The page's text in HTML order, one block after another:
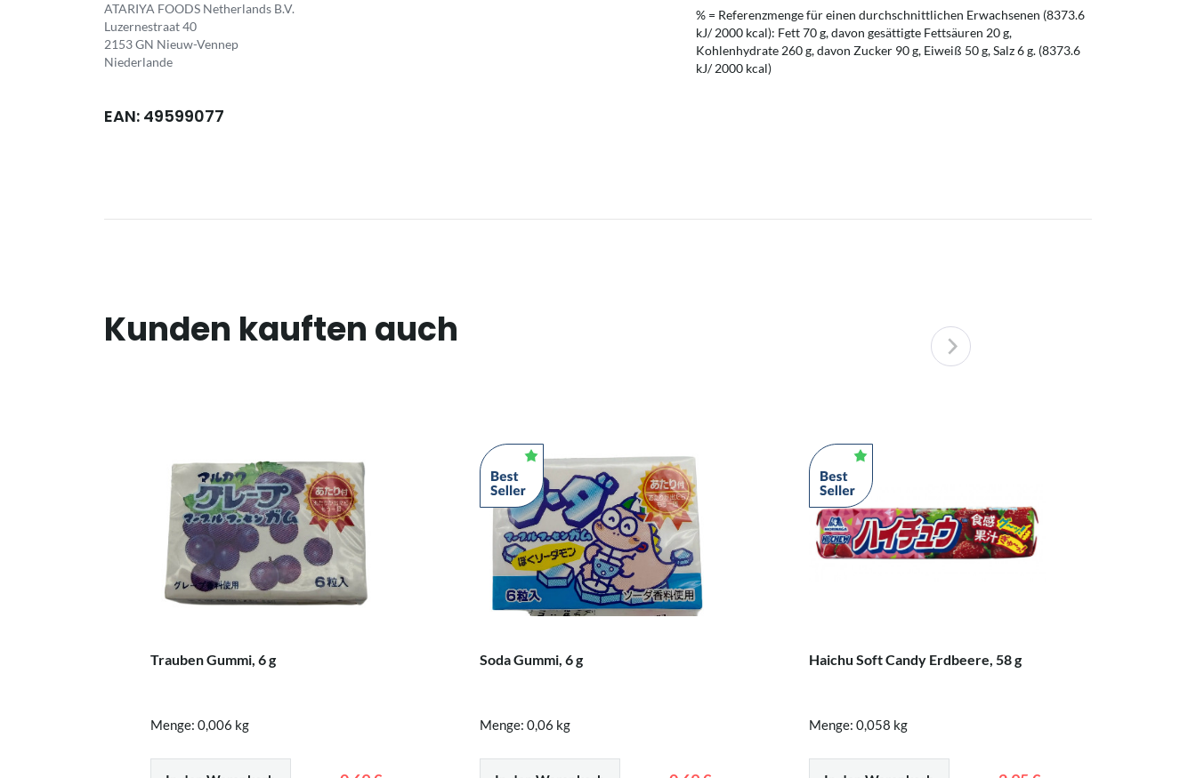
ATARIYA FOODS Netherlands B.V.
Luzernestraat 40
2153 GN Nieuw-Vennep
Niederlande
EAN: 49599077
% = Referenzmenge für einen durchschnittlichen Erwachsenen (8373.6
kJ/ 2000 kcal): Fett 70 g, davon gesättigte Fettsäuren 20 g,
Kohlenhydrate 260 g, davon Zucker 90 g, Eiweiß 50 g, Salz 6 g. (8373.6
kJ/ 2000 kcal)
Kunden kauften auch
Trauben Gummi, 6 g
Menge: 0,006 kg
Soda Gummi, 6 g
Menge: 0,06 kg
Haichu Soft Candy Erdbeere, 58 g
Menge: 0,058 kg